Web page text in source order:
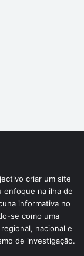
criar um site
enfoque na ilha de
informativa no
se como uma
nacional e
de investigação.